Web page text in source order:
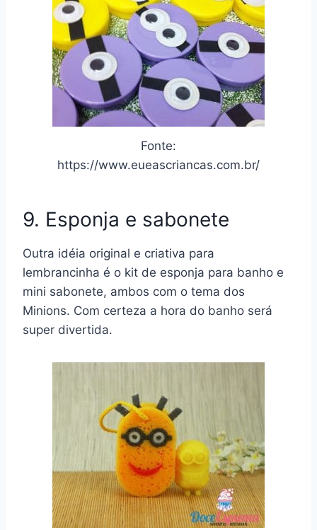
Fonte:
https://www.eueascriancas.com.br/
9. Esponja e sabonete
Outra idéia original e criativa para
lembrancinha é o kit de esponja para banho e
mini sabonete, ambos com o tema dos
Minions. Com certeza a hora do banho será
super divertida.